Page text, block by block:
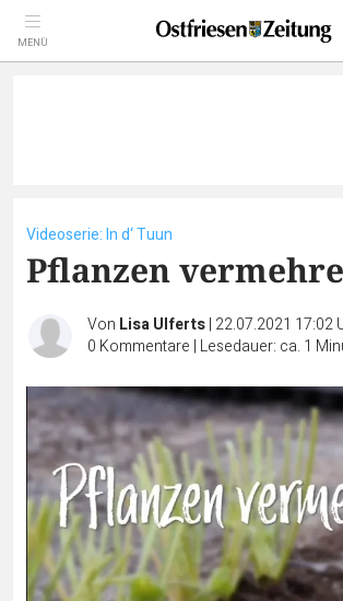
MENÜ
Videoserie: In d‘ Tuun
Pflanzen
Von Lisa Ulferts| 22.07.2021 17:02
0 Kommentare | Lesedauer: ca. 1